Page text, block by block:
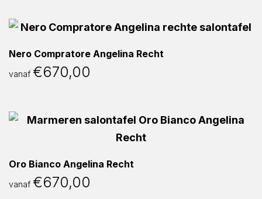
Nero Compratore Angelina Recht
vanaf €670,00
Oro Bianco Angelina Recht
vanaf €670,00